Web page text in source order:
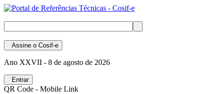
Assine o Cosif-e
Ano XXVII - 8 de agosto de 2026
Entrar
QR Code - Mobile Link